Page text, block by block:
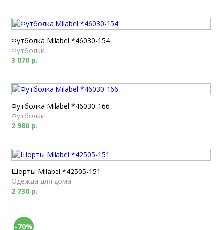
Футболка Milabel *46030-154
Футболки
3 070 р.
Футболка Milabel *46030-166
Футболки
2 980 р.
Шорты Milabel *42505-151
Одежда для дома
2 730 р.
-70%